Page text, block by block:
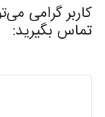
کاربر گرامی
تماس بگیرید: